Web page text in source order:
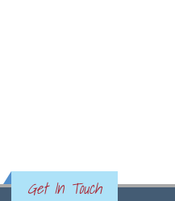
Get In Touch